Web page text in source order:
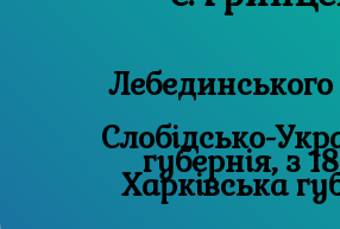
Лебединського
Слобідсько-
губернія, з
Харківська